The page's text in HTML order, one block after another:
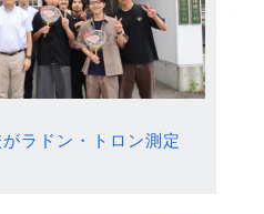
ラドン・トロン測定